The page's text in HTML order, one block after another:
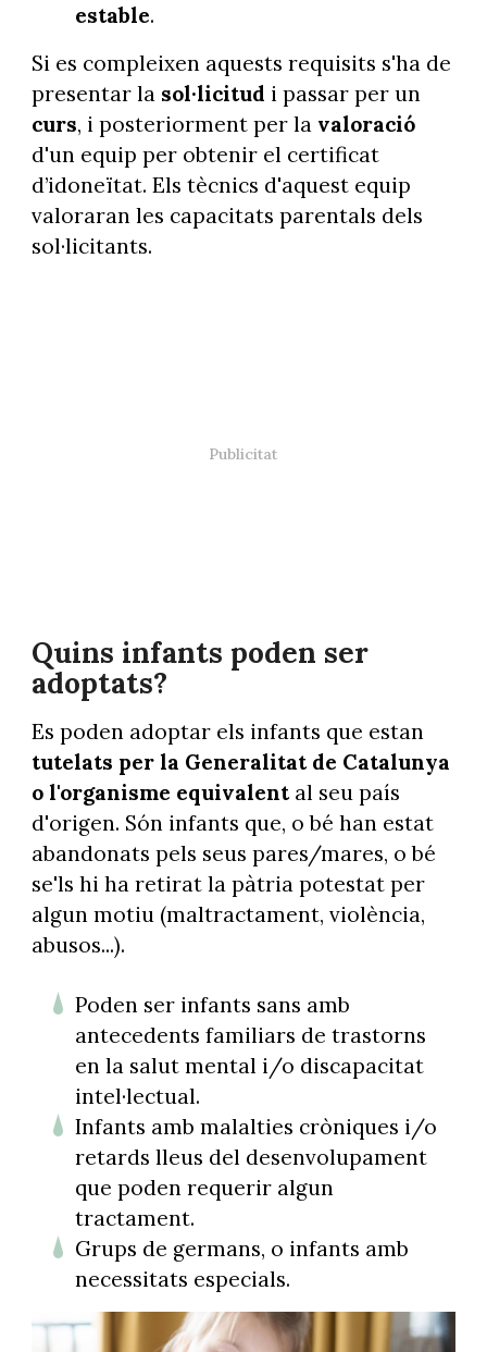
estable.
Si es compleixen aquests requisits s'ha de
presentar la sol·licitud i passar per un
curs, i posteriorment per la valoració
d'un equip per obtenir el certificat
d’idoneïtat. Els tècnics d'aquest equip
valoraran les capacitats parentals dels
sol·licitants.
Quins infants poden ser
adoptats?
Es poden adoptar els infants que estan
tutelats per la Generalitat de Catalunya
o l'organisme equivalental seu país
d'origen. Són infants que, o bé han estat
abandonats pels seus pares/mares, o bé
se'ls hi ha retirat la pàtria potestat per
algun motiu (maltractament, violència,
abusos...).
Poden ser infants sans amb
antecedents familiars de trastorns
en la salut mental i/o discapacitat
intel·lectual.
Infants amb malalties cròniques i/o
retards lleus del desenvolupament
que poden requerir algun
tractament.
Grups de germans, o infants amb
necessitats especials.